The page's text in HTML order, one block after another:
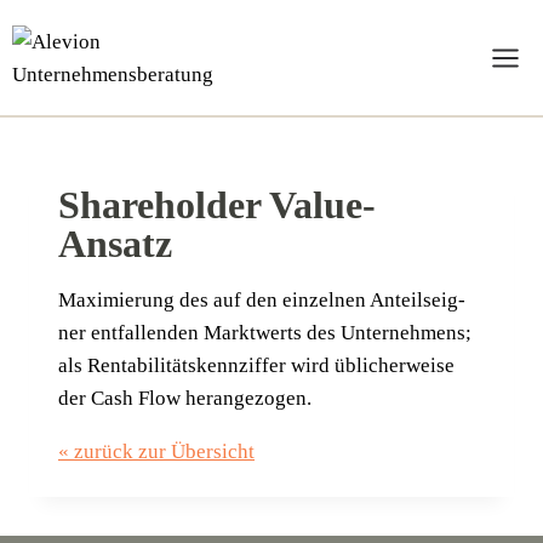
Inhalt
springen
Shareholder Value-
Ansatz
Maxi­mie­rung des auf den ein­zel­nen Anteils­eig­
ner ent­fal­len­den Markt­werts des Unter­neh­mens;
als Ren­ta­bi­li­täts­kenn­zif­fer wird übli­cher­wei­se
der Cash Flow herangezogen.
« zurück zur Übersicht